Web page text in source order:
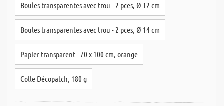
Boules transparentes avec trou - 2 pces, Ø 12 cm
Boules transparentes avec trou - 2 pces, Ø 14 cm
Papier transparent - 70 x 100 cm, orange
Colle Décopatch, 180 g